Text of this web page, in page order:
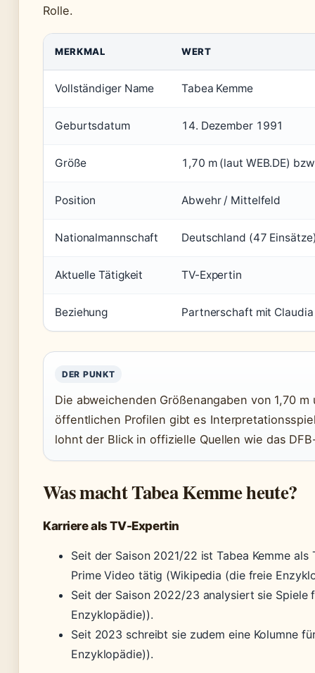
Rolle.
MERKMAL WERT
Vollständiger Name Tabea Kemme
Geburtsdatum 14. Dezember 1991
Größe 1,70 m (laut WEB.DE)
Position Abwehr / Mittelfeld
Nationalmannschaft Deutschland (47
Aktuelle Tätigkeit TV-Expertin
Beziehung Partnerschaft mit
DER PUNKT
Die abweichenden Größenangaben von 1,70
öffentlichen Profilen gibt es
lohnt der Blick in offizielle Quellen wie das
Was macht Tabea Kemme heute?
Karriere als TV-Expertin
Seit der Saison 2021/22 ist Tabea Kemme
Prime Video tätig (Wikipedia (die freie
Seit der Saison 2022/23 analysiert sie
Enzyklopädie)).
Seit 2023 schreibt sie zudem eine Kolumne
Enzyklopädie)).